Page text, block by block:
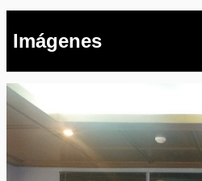
Imágenes